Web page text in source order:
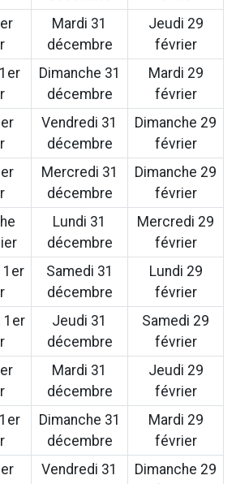
Mardi 31
décembre
Jeudi 29
février
Dimanche 31
décembre
Mardi 29
février
Vendredi 31
décembre
Dimanche 29
février
Mercredi 31
décembre
Dimanche 29
février
Lundi 31
décembre
Mercredi 29
février
1er
Samedi 31
décembre
Lundi 29
février
1er
Jeudi 31
décembre
Samedi 29
février
Mardi 31
décembre
Jeudi 29
février
Dimanche 31
décembre
Mardi 29
février
Vendredi 31
Dimanche 29